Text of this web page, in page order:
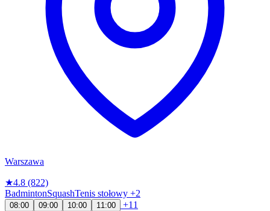
Warszawa
★4.8 (822)
BadmintonSquashTenis stołowy +2
08:00 09:00 10:00 11:00
+11